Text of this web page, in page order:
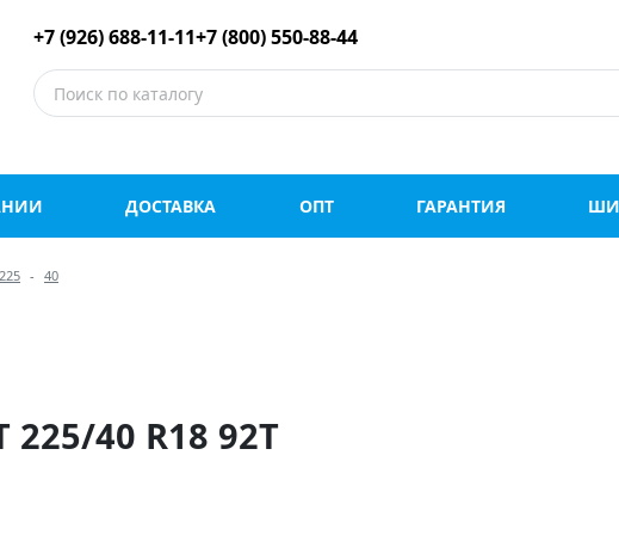
шины оптом и в
+7 (926) 688-11-11+7 (800) 550-88-44
ДОСТАВКА ОПТ ГАРАНТИЯ
225 40
225/40 R18 92T